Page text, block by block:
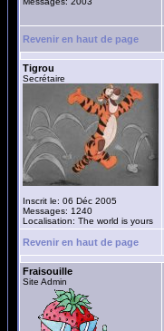
Revenir en haut de page
Tigrou
Secrétaire
Inscrit le: 06 Déc 2005
Messages: 1240
Localisation: The world is yours
Revenir en haut de page
Fraisouille
Site Admin